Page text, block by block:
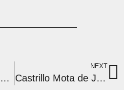
Curiosidades sobre el calendario hebreo: los años (III)
NEXT
Castrillo Mota de Judíos renueva el compromiso con su pasado sefardí. Inauguran la Sala Fundación HispanoJudía